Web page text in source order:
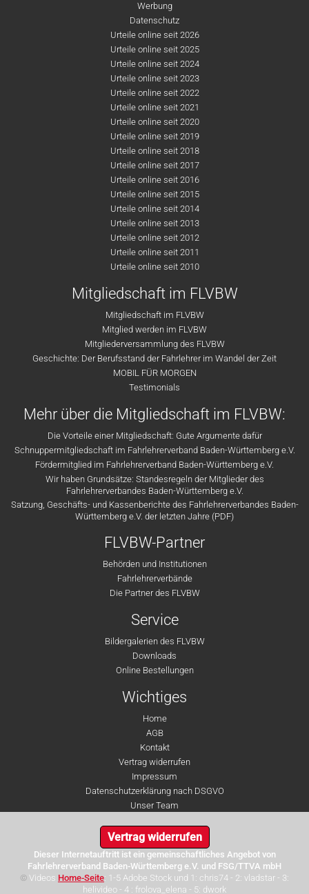
Werbung
Datenschutz
Urteile online seit 2026
Urteile online seit 2025
Urteile online seit 2024
Urteile online seit 2023
Urteile online seit 2022
Urteile online seit 2021
Urteile online seit 2020
Urteile online seit 2019
Urteile online seit 2018
Urteile online seit 2017
Urteile online seit 2016
Urteile online seit 2015
Urteile online seit 2014
Urteile online seit 2013
Urteile online seit 2012
Urteile online seit 2011
Urteile online seit 2010
Mitgliedschaft im FLVBW
Mitgliedschaft im FLVBW
Mitglied werden im FLVBW
Mitgliederversammlung des FLVBW
Geschichte: Der Berufsstand der Fahrlehrer im Wandel der Zeit
MOBIL FÜR MORGEN
Testimonials
Mehr über die Mitgliedschaft im FLVBW:
Die Vorteile einer Mitgliedschaft: Gute Argumente dafür
Schnuppermitgliedschaft im Fahrlehrerverband Baden-Württemberg e.V.
Fördermitglied im Fahrlehrerverband Baden-Württemberg e.V.
Wir haben Grundsätze: Standesregeln der Mitglieder des
Fahrlehrerverbandes Baden-Württemberg e.V.
Satzung, Geschäfts- und Kassenberichte des Fahrlehrerverbandes Baden-
Württemberg e.V. der letzten Jahre (PDF)
FLVBW-Partner
Behörden und Institutionen
Fahrlehrerverbände
Die Partner des FLVBW
Service
Bildergalerien des FLVBW
Downloads
Online Bestellungen
Wichtiges
Home
AGB
Kontakt
Vertrag widerrufen
Impressum
Datenschutzerklärung nach DSGVO
Unser Team
Vertrag widerrufen
Dieser Internetauftritt ist ein gemeinschaftliches Angebot von
Fahrlehrerverband Baden-Württemberg e.V. und FSG/TTVA mbH
© Videos Home-Seite: 1-5 Adobe Stock und 1: chris74 - 2: vladstar - 3:
helivideo - 4 : frolova_elena - 5: dwork